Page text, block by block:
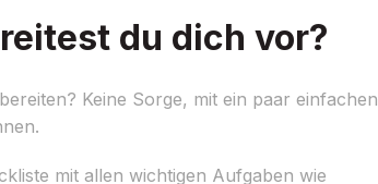
du dich vor?
Keine Sorge, mit ein paar einfachen
mit allen wichtigen Aufgaben wie